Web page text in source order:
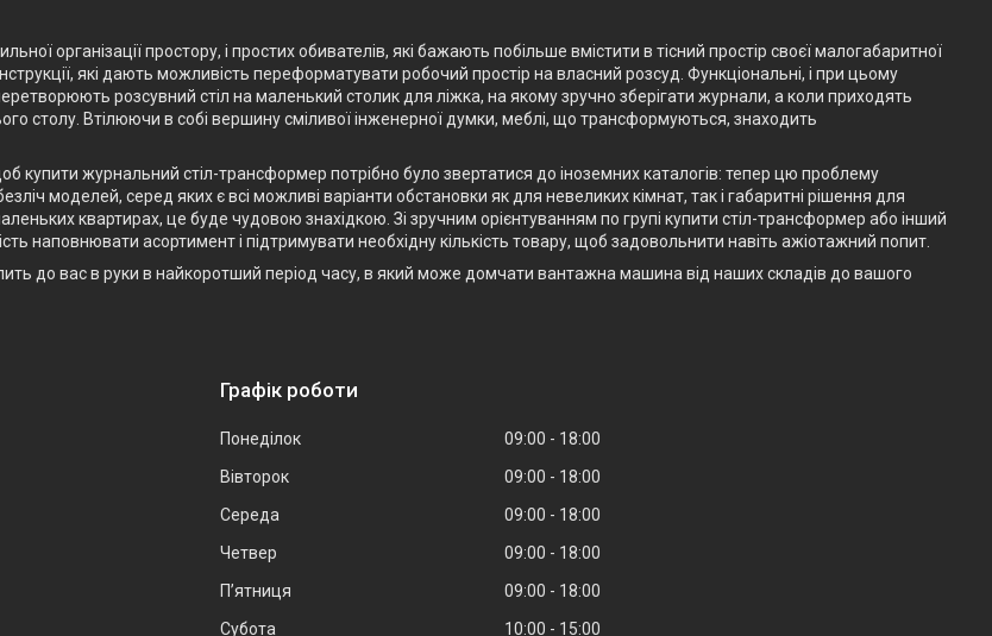
організації простору, і простих обивателів, які бажають побільше вмістити в тісний простір своєї малогабаритної
які дають можливість переформатувати робочий простір на власний розсуд. Функціональні, і при цьому
розсувний стіл на маленький столик для ліжка, на якому зручно зберігати журнали, а коли приходять
столу. Втілюючи в собі вершину сміливої інженерної думки, меблі, що трансформуються, знаходить
купити журнальний стіл-трансформер потрібно було звертатися до іноземних каталогів: тепер цю проблему
моделей, серед яких є всі можливі варіанти обстановки як для невеликих кімнат, так і габаритні рішення для
квартирах, це буде чудовою знахідкою. Зі зручним орієнтуванням по групі купити стіл-трансформер або інший
наповнювати асортимент і підтримувати необхідну кількість товару, щоб задовольнити навіть ажіотажний попит.
до вас в руки в найкоротший період часу, в який може домчати вантажна машина від наших складів до вашого
Графік роботи
Понеділок 09:00
18:00
Вівторок
09:00
18:00
Середа
09:00
18:00
Четвер
09:00
18:00
Пʼятниця
09:00
18:00
Субота
10:00
15:00